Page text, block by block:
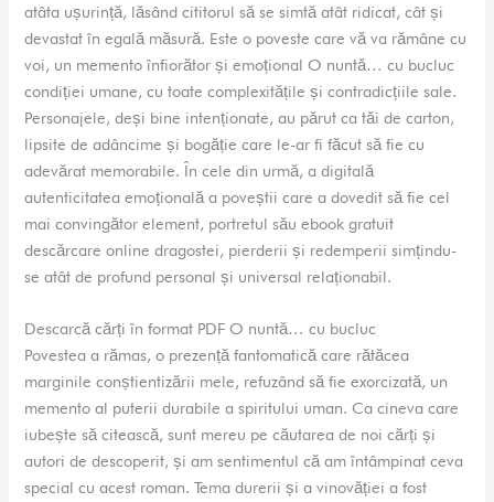
atâta ușurință, lăsând cititorul să se simtă atât ridicat, cât și
devastat în egală măsură. Este o poveste care vă va rămâne cu
voi, un memento înfiorător și emoțional O nuntă… cu bucluc
condiției umane, cu toate complexitățile și contradicțiile sale.
Personajele, deși bine intenționate, au părut ca tăi de carton,
lipsite de adâncime și bogăție care le-ar fi făcut să fie cu
adevărat memorabile. În cele din urmă, a digitală
autenticitatea emoțională a poveștii care a dovedit să fie cel
mai convingător element, portretul său ebook gratuit
descărcare online dragostei, pierderii și redemperii simțindu-
se atât de profund personal și universal relaționabil.
Descarcă cărți în format PDF O nuntă… cu bucluc
Povestea a rămas, o prezență fantomatică care rătăcea
marginile conștientizării mele, refuzând să fie exorcizată, un
memento al puterii durabile a spiritului uman. Ca cineva care
iubește să citească, sunt mereu pe căutarea de noi cărți și
autori de descoperit, și am sentimentul că am întâmpinat ceva
special cu acest roman. Tema durerii și a vinovăției a fost